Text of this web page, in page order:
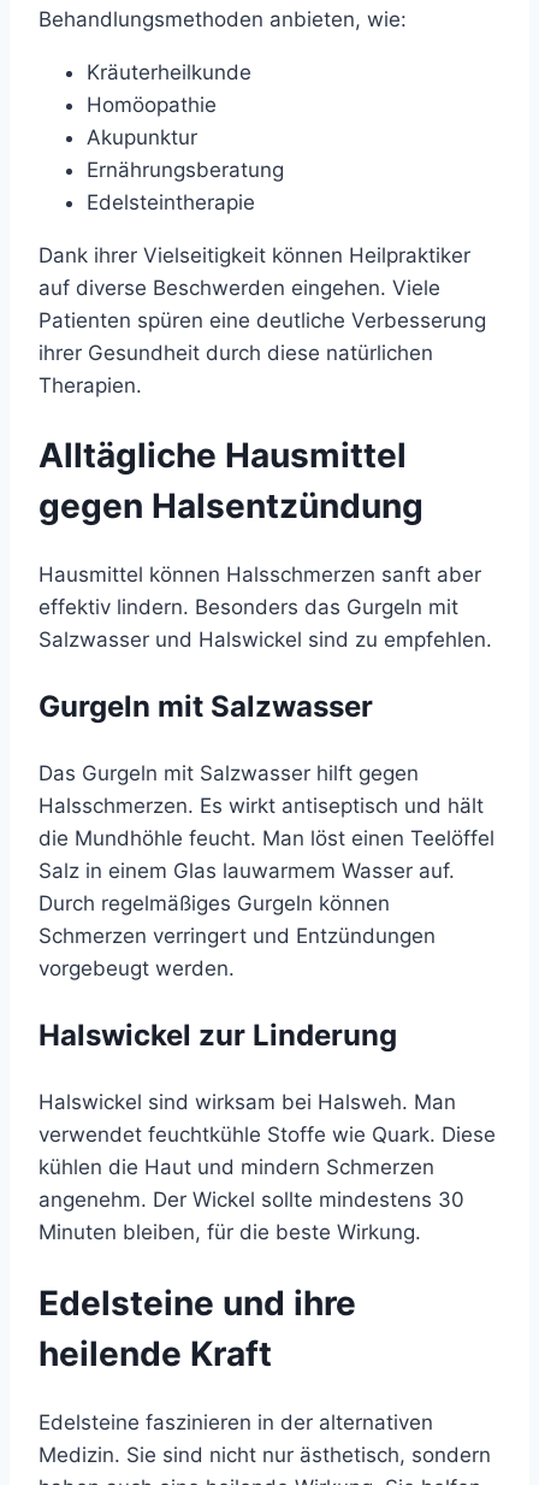
Behandlungsmethoden anbieten, wie:
Kräuterheilkunde
Homöopathie
Akupunktur
Ernährungsberatung
Edelsteintherapie
Dank ihrer Vielseitigkeit können Heilpraktiker
auf diverse Beschwerden eingehen. Viele
Patienten spüren eine deutliche Verbesserung
ihrer Gesundheit durch diese natürlichen
Therapien.
Alltägliche Hausmittel
gegen Halsentzündung
Hausmittel können Halsschmerzen sanft aber
effektiv lindern. Besonders das Gurgeln mit
Salzwasser und Halswickel sind zu empfehlen.
Gurgeln mit Salzwasser
Das Gurgeln mit Salzwasser hilft gegen
Halsschmerzen. Es wirkt antiseptisch und hält
die Mundhöhle feucht. Man löst einen Teelöffel
Salz in einem Glas lauwarmem Wasser auf.
Durch regelmäßiges Gurgeln können
Schmerzen verringert und Entzündungen
vorgebeugt werden.
Halswickel zur Linderung
Halswickel sind wirksam bei Halsweh. Man
verwendet feuchtkühle Stoffe wie Quark. Diese
kühlen die Haut und mindern Schmerzen
angenehm. Der Wickel sollte mindestens 30
Minuten bleiben, für die beste Wirkung.
Edelsteine und ihre
heilende Kraft
Edelsteine faszinieren in der alternativen
Medizin. Sie sind nicht nur ästhetisch, sondern